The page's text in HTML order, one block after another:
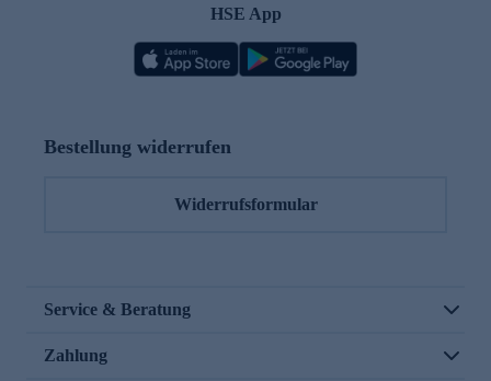
HSE App
Bestellung widerrufen
Widerrufsformular
Service & Beratung
Zahlung